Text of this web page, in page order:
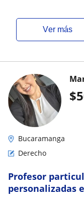
ver más
$
Bucaramanga
Derecho
Profesor
personalizadas